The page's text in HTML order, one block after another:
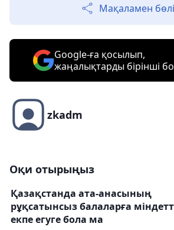
Мақаламен
Google-ға қосылып,
жаңалықтарды бірінші
zkadm
Оқи отырыңыз
Қазақстанда ата-анасының
рұқсатынсыз балаларға
екпе егуге бола ма